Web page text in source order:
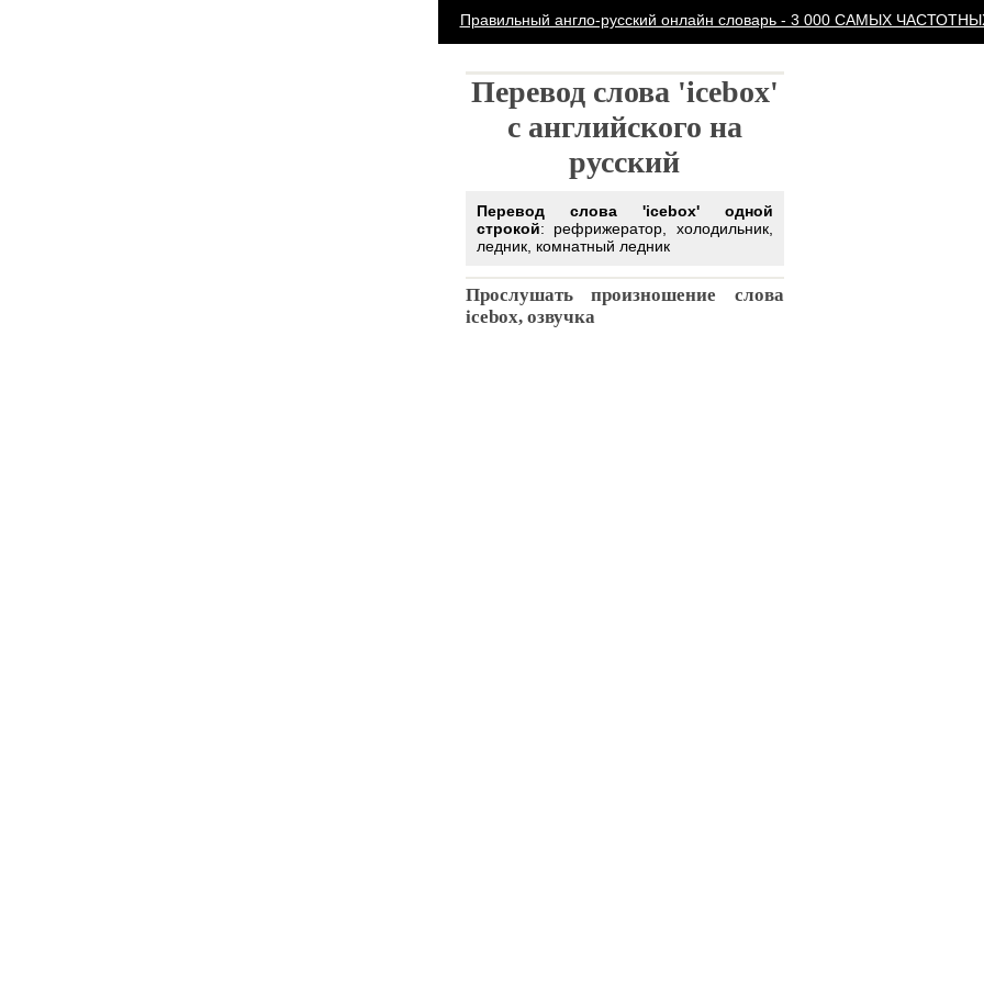
Правильный англо-русский онлайн словарь - 3 000 САМЫХ
Перевод слова 'icebox'
с английского на
русский
Перевод слова 'icebox' одной
строкой: рефрижератор, холодильник,
ледник, комнатный ледник
Прослушать произношение слова
icebox, озвучка